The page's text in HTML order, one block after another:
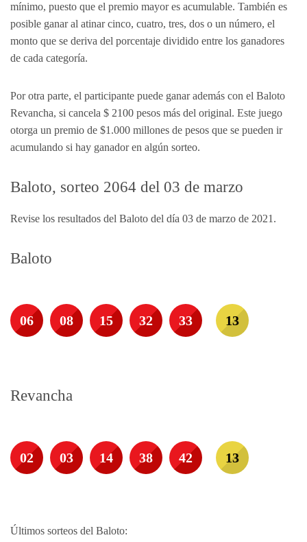
mínimo, puesto que el premio mayor es acumulable. También es
posible ganar al atinar cinco, cuatro, tres, dos o un número, el
monto que se deriva del porcentaje dividido entre los ganadores
de cada categoría.
Por otra parte, el participante puede ganar además con el Baloto
Revancha, si cancela $ 2100 pesos más del original. Este juego
otorga un premio de $1.000 millones de pesos que se pueden ir
acumulando si hay ganador en algún sorteo.
Baloto, sorteo 2064 del 03 de marzo
Revise los resultados del Baloto del día 03 de marzo de 2021.
Baloto
06 08 15 32 33 13
Revancha
02 03 14 38 42 13
Últimos sorteos del Baloto: